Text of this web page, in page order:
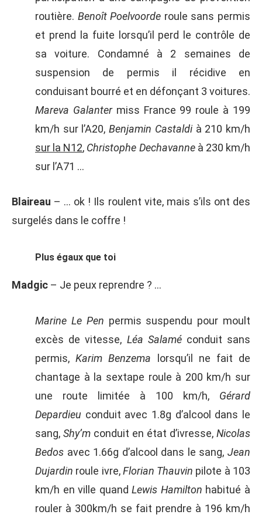
routière. Benoît Poelvoorde roule sans permis
et prend la fuite lorsqu’il perd le contrôle de
sa voiture. Condamné à 2 semaines de
suspension de permis il récidive en
conduisant bourré et en défonçant 3 voitures.
Mareva Galantermiss France 99 roule à 199
km/h sur l’A20,Benjamin Castaldià 210 km/h
sur la N12, Christophe Dechavanneà 230 km/h
sur l’A71 …
Blaireau – … ok ! Ils roulent vite, mais s’ils ont des
surgelés dans le coffre !
Plus égaux que toi
Madgic – Je peux reprendre ? …
Marine Le Pen permis suspendu pour moult
excès de vitesse, Léa Salaméconduit sans
permis,Karim Benzema lorsqu’il ne fait de
chantage à la sextape roule à 200 km/h sur
une route limitée à 100 km/h, Gérard
Depardieu conduit avec 1.8g d’alcool dans le
sang, Shy’m conduit en état d’ivresse, Nicolas
Bedos avec 1.66g d’alcool dans le sang,Jean
Dujardin roule ivre,Florian Thauvin pilote à 103
km/h en ville quandLewis Hamilton habitué à
rouler à 300km/h se fait prendre à 196 km/h